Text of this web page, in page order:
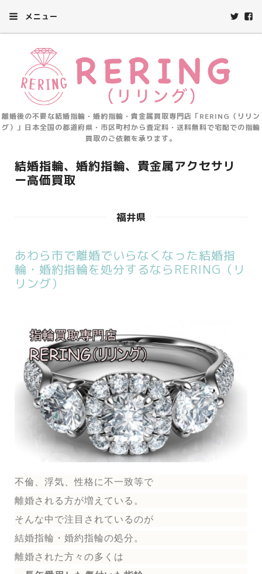
メニュー
離婚後の不要な結婚指輪・婚約指輪・貴金属買取専門店「RERING（リリン
グ）」日本全国の都道府県・市区町村から査定料・送料無料で宅配での指輪
買取のご依頼を承ります。
結婚指輪、婚約指輪、貴金属アクセサリ
ー高価買取
福井県
あわら市で離婚でいらなくなった結婚指
輪・婚約指輪を処分するならRERING（リ
リング）
不倫、浮気、性格に不一致等で
離婚される方が増えている。
そんな中で注目されているのが
結婚指輪 ・婚約指輪の処分。
離婚された方々の多くは